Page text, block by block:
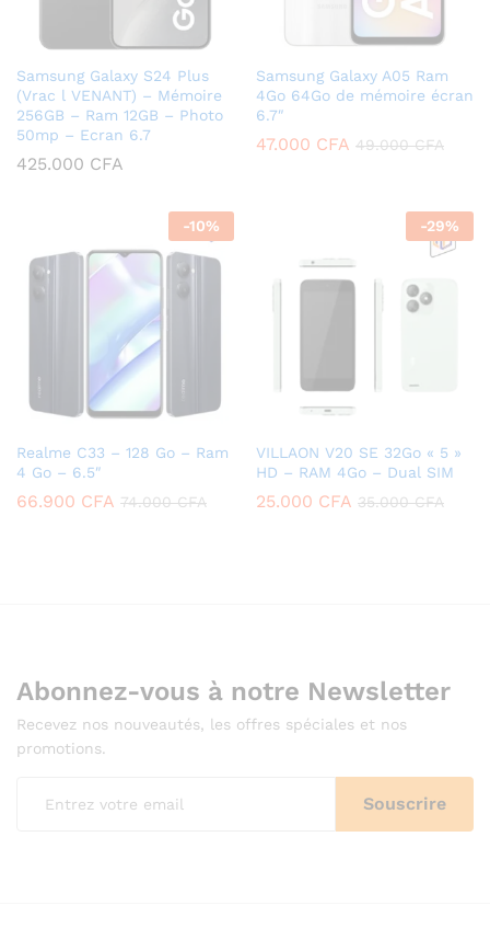
Samsung Galaxy S24 Plus
(Vrac l VENANT) – Mémoire
256GB – Ram 12GB – Photo
50mp – Ecran 6.7
425.000 CFA
Samsung Galaxy A05 Ram
4Go 64Go de mémoire écran
6.7″
47.000 CFA 49.000CFA
-10%
Realme C33 – 128 Go – Ram
4 Go – 6.5″
66.900 CFA 74.000CFA
-29%
VILLAON V20 SE 32Go « 5 »
HD – RAM 4Go – Dual SIM
25.000 CFA 35.000CFA
Abonnez-vous à notre Newsletter
Recevez nos nouveautés, les offres spéciales et nos
promotions.